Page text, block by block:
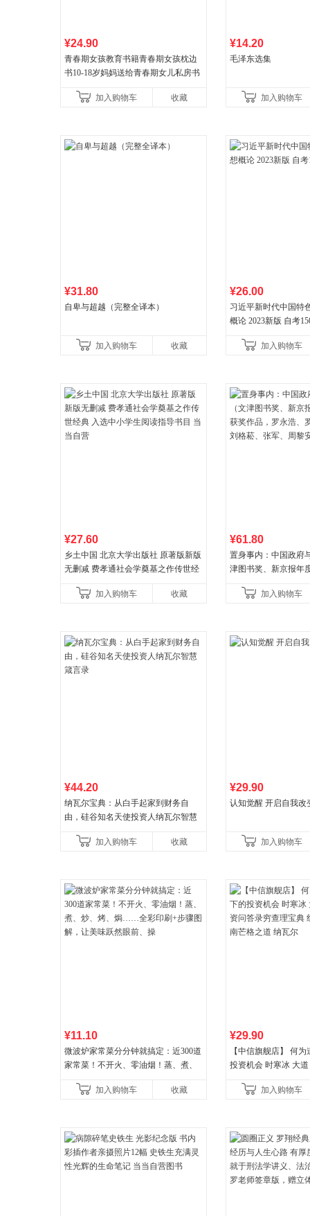
¥24.90
青春期女孩教育书籍青春期女孩枕边
书10-18岁妈妈送给青春期女儿私房书
育女孩发育叛逆期
加入购物车 收藏
¥14.20
毛泽东选集
加入购物车
¥31.80
自卑与超越（完整全译本）
加入购物车 收藏
¥26.00
习近平新时代中国特
概论 2023新版 自考
加入购物车
¥27.60
乡土中国 北京大学出版社 原著版新版
无删减 费孝通社会学奠基之作传世经
加入购物车 收藏
¥61.80
置身事内：中国政府
津图书奖、新京报年
菘、张军、周黎安、
加入购物车
¥44.20
纳瓦尔宝典：从白手起家到财务自
由，硅谷知名天使投资人纳瓦尔智慧
加入购物车
收藏
¥29.90
认知觉醒 开启自我改
加入购物车
¥11.10
微波炉家常菜分分钟就搞定：近300道
家常菜！不开火、零油烟！蒸、煮、
让美味跃然眼前、操
加入购物车 收藏
¥29.90
【中信旗舰店】 何
投资机会 时寒冰 大
格之道 纳瓦尔加入购物车